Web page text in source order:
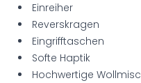
Einreiher
Reverskragen
Eingrifftaschen
Softe Haptik
Hochwertige